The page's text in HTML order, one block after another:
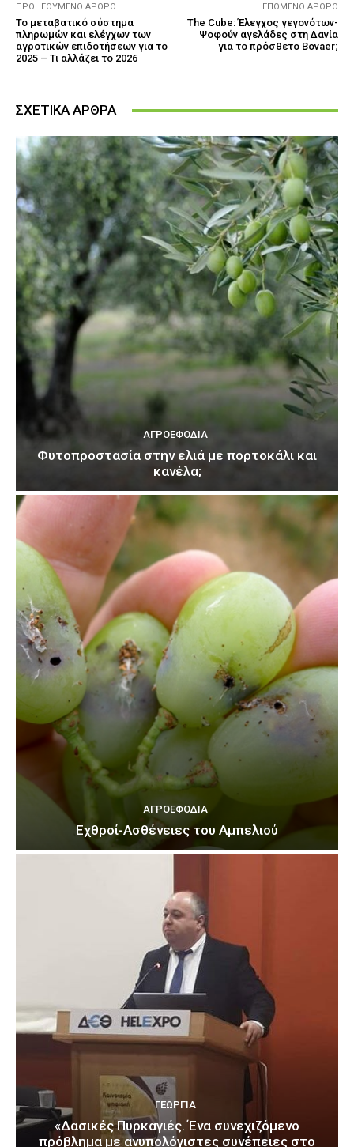
ΠΡΟΗΓΟΎΜΕΝΟ ΆΡΘΡΟ
Το μεταβατικό σύστημα
πληρωμών και ελέγχων των
αγροτικών επιδοτήσεων για το
2025 – Τι αλλάζει το 2026
ΕΠΌΜΕΝΟ ΆΡΘΡΟ
The Cube: Έλεγχος γεγονότων-
Ψοφούν αγελάδες στη Δανία
για το πρόσθετο Bovaer;
ΣΧΕΤΙΚΑ ΑΡΘΡΑ
ΑΓΡΟΕΦΌΔΙΑ
Φυτοπροστασία στην ελιά με πορτοκάλι και
κανέλα;
ΑΓΡΟΕΦΌΔΙΑ
Εχθροί-Ασθένειες του Αμπελιού
ΓΕΩΡΓΊΑ
«Δασικές Πυρκαγιές. Ένα συνεχιζόμενο
πρόβλημα με ανυπολόγιστες συνέπειες στο